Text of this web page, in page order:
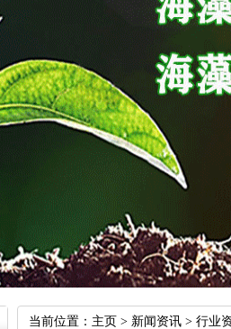
当前位置： 主页 > 新闻资讯 > 行业